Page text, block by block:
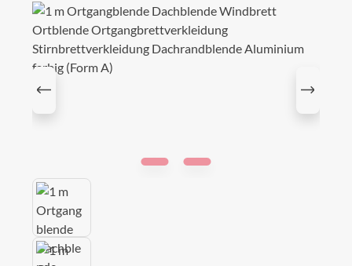
Bildergalerie überspringen